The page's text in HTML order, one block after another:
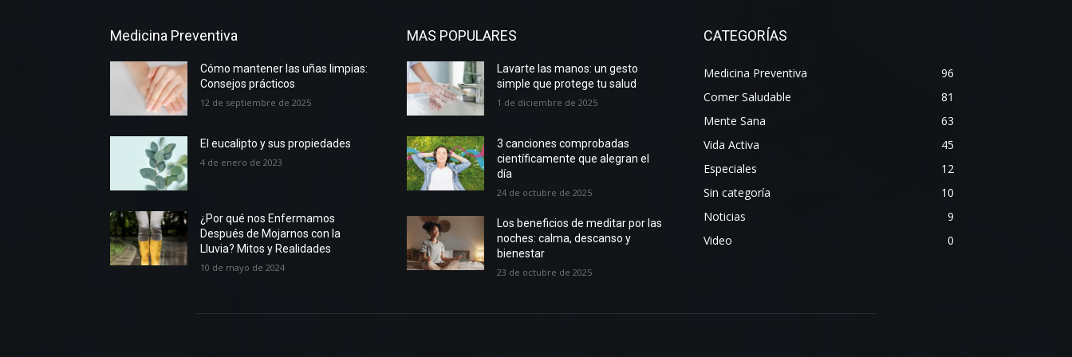
Medicina Preventiva
Cómo mantener las uñas limpias:
Consejos prácticos
12 de septiembre de 2025
El eucalipto y sus propiedades
4 de enero de 2023
¿Por qué nos Enfermamos
Después de Mojarnos con la
Lluvia? Mitos y Realidades
10 de mayo de 2024
MAS POPULARES
Lavarte las manos: un gesto
simple que protege tu salud
1 de diciembre de 2025
3 canciones comprobadas
científicamente que alegran el
día
24 de octubre de 2025
Los beneficios de meditar por las
noches: calma, descanso y
bienestar
23 de octubre de 2025
CATEGORÍAS
Medicina Preventiva
96
Comer Saludable
81
Mente Sana
63
Vida Activa
45
Especiales
12
Sin categoría
10
Noticias
9
Video
0